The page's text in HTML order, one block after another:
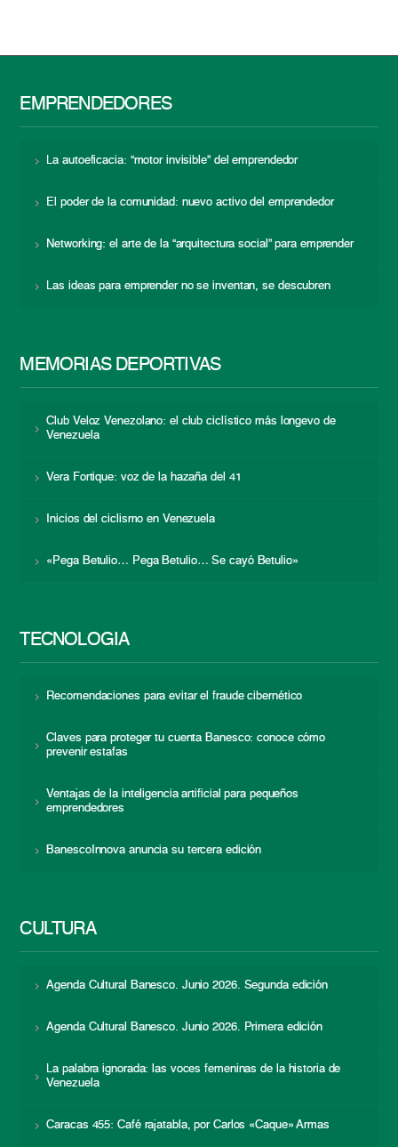
EMPRENDEDORES
La autoeficacia: “motor invisible” del emprendedor
El poder de la comunidad: nuevo activo del emprendedor
Networking: el arte de la “arquitectura social” para emprender
Las ideas para emprender no se inventan, se descubren
MEMORIAS DEPORTIVAS
Club Veloz Venezolano: el club ciclístico más longevo de
Venezuela
Vera Fortique: voz de la hazaña del 41
Inicios del ciclismo en Venezuela
«Pega Betulio… Pega Betulio… Se cayó Betulio»
TECNOLOGÍA
Recomendaciones para evitar el fraude cibernético
Claves para proteger tu cuenta Banesco: conoce cómo
prevenir estafas
Ventajas de la inteligencia artificial para pequeños
emprendedores
BanescoInnova anuncia su tercera edición
CULTURA
Agenda Cultural Banesco. Junio 2026. Segunda edición
Agenda Cultural Banesco. Junio 2026. Primera edición
La palabra ignorada: las voces femeninas de la historia de
Venezuela
Caracas 455: Café rajatabla, por Carlos «Caque» Armas